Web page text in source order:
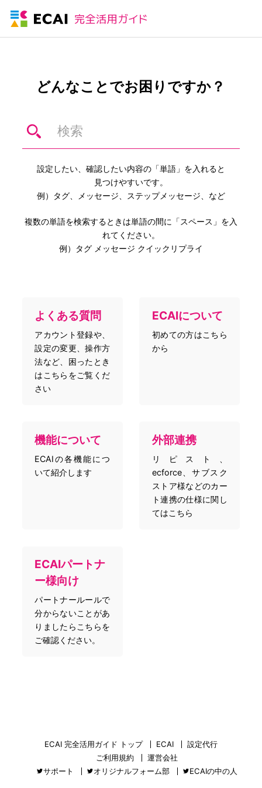
どんなことでお困りですか？
設定したい、確認したい内容の「単語」を入れると
見つけやすいです。
例）タグ、メッセージ、ステップメッセージ、など
複数の単語を検索するときは単語の間に「スペース」を入
れてください。
例）タグ メッセージ クイックリプライ
よくある質問
アカウント登録や、
設定の変更、操作方
法など、困ったとき
はこちらをご覧くだ
さい
ECAIについて
初めての方はこちら
から
機能について
ECAIの各機能につ
いて紹介します
外部連携
リピスト、
ecforce、サブスク
ストア様などのカー
ト連携の仕様に関し
てはこちら
ECAIパートナ
ー様向け
パートナールールで
分からないことがあ
りましたらこちらを
ご確認ください。
ECAI 完全活用ガイド トップ ECAI
設定代行
ご利用規約
運営会社
サポート
オリジナルフォーム部 ECAIの中の人